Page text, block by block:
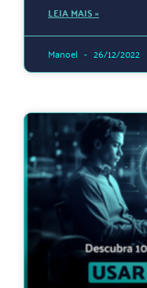
LEIA MAIS »
Manoel 26/12/2022